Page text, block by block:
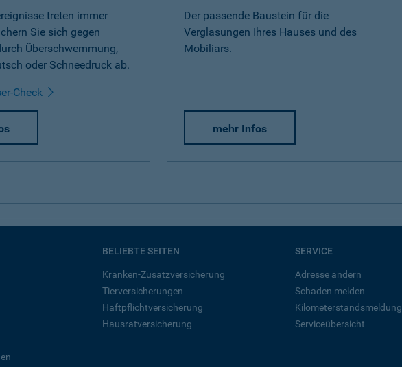
treten immer
Sie sich gegen
Überschwemmung,
oder Schneedruck ab.
Check
Der passende Baustein für die
Verglasungen Ihres Hauses und des
Mobiliars.
mehr Infos
BELIEBTE SEITEN
Kranken-Zusatzversicherung
Tierversicherungen
Haftpflichtversicherung
Hausratversicherung
SERVICE
Adresse ändern
Schaden melden
Kilometerstandsmeldung
Serviceübersicht